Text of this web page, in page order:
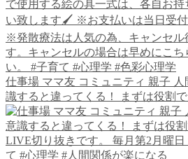
仕事場 ママ友 コミュニティ 親子
識すると違ってくる！ まずは役割で